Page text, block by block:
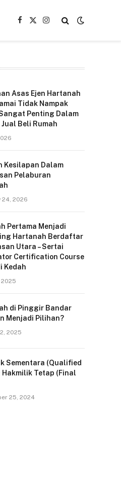
Facebook
X
Instagram
Asas Ejen Hartanah
Tidak Nampak
Penting Dalam
Beli Rumah
Kesilapan Dalam
Pelaburan
24, 2026
Pertama Menjadi
Hartanah Berdaftar
Utara – Sertai
Certification Course
Kedah
2025
di Pinggir Bandar
Menjadi Pilihan?
2025
Sementara (Qualified
Hakmilik Tetap (Final
25, 2024